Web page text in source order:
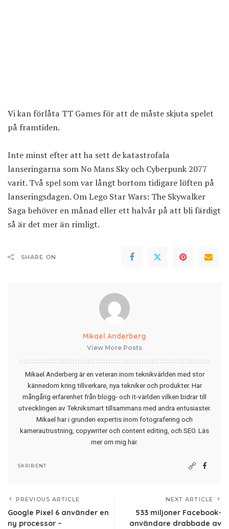
Vi kan förlåta TT Games för att de måste skjuta spelet
på framtiden.
Inte minst efter att ha sett de katastrofala
lanseringarna som No Mans Sky och Cyberpunk 2077
varit. Två spel som var långt bortom tidigare löften på
lanseringsdagen. Om Lego Star Wars: The Skywalker
Saga behöver en månad eller ett halvår på att bli färdigt
så är det mer än rimligt.
SHARE ON
Mikael Anderberg
View More Posts
Mikael Anderberg är en veteran inom teknikvärlden med stor
kännedom kring tillverkare, nya tekniker och produkter. Har
mångårig erfarenhet från blogg- och it-världen vilken bidrar till
utvecklingen av Tekniksmart tillsammans med andra entusiaster.
Mikael har i grunden expertis inom fotografering och
kamerautrustning, copywriter och content editing, och SEO. Läs
mer om mig här.
SKRIBENT
PREVIOUS ARTICLE
Google Pixel 6 använder en
ny processor –
NEXT ARTICLE
533 miljoner Facebook-
användare drabbade av